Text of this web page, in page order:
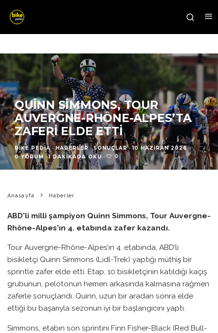
QUINN SIMMONS, TOUR
AUVERGNE-RHÔNE-ALPES’TA
ZAFERI ELDE ETTI
BIKE PEDIA · HABERLER SONUÇLAR · 10 HAZIRAN 2026 ·
0 YORUM · 1 DAKIKADA OKU · 0
Anasayfa Haberler
ABD'li milli şampiyon Quinn Simmons, Tour Auvergne-
Rhône-Alpes'ın 4. etabında zafer kazandı.
Tour Auvergne-Rhône-Alpes’ın 4. etabında, ABD’li
bisikletçi Quinn Simmons (Lidl-Trek) yaptığı müthiş bir
sprintle zafer elde etti. Etap, 10 bisikletçinin katıldığı kaçış
grubunun, pelotonun hemen arkasında kalmasına rağmen
zaferle sonuçlandı. Quinn, uzun bir aradan sonra elde
ettiği bu başarıyla sezonun iyi bir başlangıcını yaptı.
Simmons, etabın son sprintini Finn Fisher-Black (Red Bull-